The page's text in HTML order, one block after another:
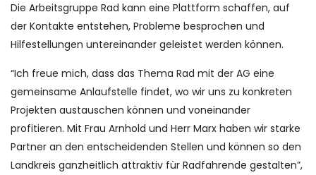
Die Arbeitsgruppe Rad kann eine Plattform schaffen, auf
der Kontakte entstehen, Probleme besprochen und
Hilfestellungen untereinander geleistet werden können.
“Ich freue mich, dass das Thema Rad mit der AG eine
gemeinsame Anlaufstelle findet, wo wir uns zu konkreten
Projekten austauschen können und voneinander
profitieren. Mit Frau Arnhold und Herr Marx haben wir starke
Partner an den entscheidenden Stellen und können so den
Landkreis ganzheitlich attraktiv für Radfahrende gestalten”,